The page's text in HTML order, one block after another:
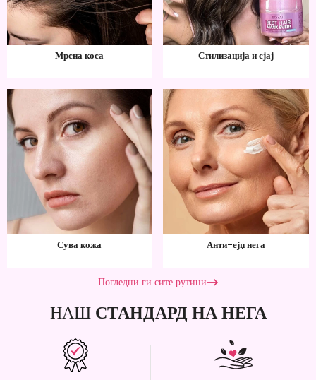
Мрсна коса Стилизација и сјај
Сува кожа Анти-ејџ нега
Погледни ги сите рутини
НАШ СТАНДАРД НА НЕГА